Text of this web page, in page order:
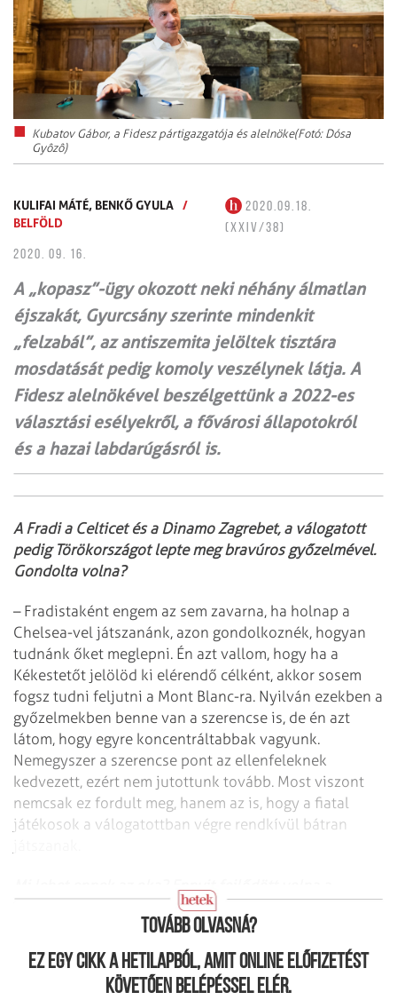
Kubatov Gábor, a Fidesz pártigazgatója és alelnöke(Fotó: Dósa
Gyôzô)
KULIFAI MÁTÉ, BENKŐ GYULA /
BELFÖLD
2020.09.18.
(XXIV/38)
2020. 09. 16.
A „kopasz”-ügy okozott neki néhány álmatlan
éjszakát, Gyurcsány szerinte mindenkit
„felzabál”, az antiszemita jelöltek tisztára
mosdatását pedig komoly veszélynek látja. A
Fidesz alelnökével beszélgettünk a 2022-es
választási esélyekről, a fővárosi állapotokról
és a hazai labdarúgásról is.
A Fradi a Celticet és a Dinamo Zagrebet, a válogatott
pedig Törökországot lepte meg bravúros győzelmével.
Gondolta volna?
– Fradistaként engem az sem zavarna, ha holnap a
Chelsea-vel játszanánk, azon gondolkoznék, hogyan
tudnánk őket meglepni. Én azt vallom, hogy ha a
Kékestetőt jelölöd ki elérendő célként, akkor sosem
fogsz tudni feljutni a Mont Blanc-ra. Nyilván ezekben a
győzelmekben benne van a szerencse is, de én azt
látom, hogy egyre koncentráltabbak vagyunk.
Nemegyszer a szerencse pont az ellenfeleknek
kedvezett, ezért nem jutottunk tovább. Most viszont
nemcsak ez fordult meg, hanem az is, hogy a fiatal
játékosok a válogatottban végre rendkívül bátran
Tovább olvasná?
Ez egy cikk a hetilapból, amit online előfizetést
követően belépéssel elér.